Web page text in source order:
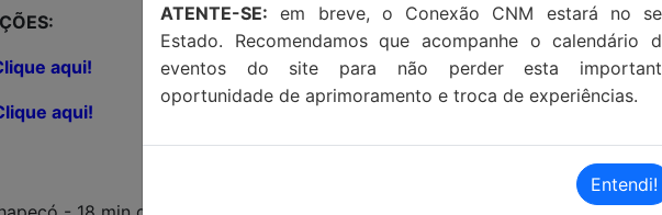
aqui!
aqui!
ATENTE-SE: em breve, o Conexão CNM estará no
Estado. Recomendamos que acompanhe o calendário
eventos do site para não perder esta
oportunidade de aprimoramento e troca de experiências.
Entendi!